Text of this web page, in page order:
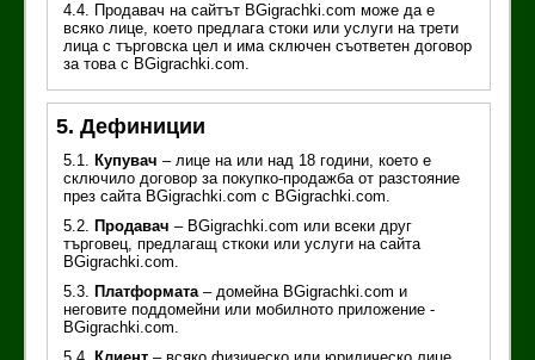
4.4. Продавач на сайтът BGigrachki.com може да е
всяко лице, което предлага стоки или услуги на трети
лица с търговска цел и има сключен съответен договор
за това с BGigrachki.com.
5. Дефиниции
5.1.Купувач – лице на или над 18 години, което е
сключило договор за покупко-продажба от разстояние
през сайта BGigrachki.com с BGigrachki.com.
5.2.Продавач – BGigrachki.com или всеки друг
търговец, предлагащ сткоки или услуги на сайта
BGigrachki.com.
5.3.Платформата – домейна BGigrachki.com и
неговите поддомейни или мобилното приложение -
BGigrachki.com.